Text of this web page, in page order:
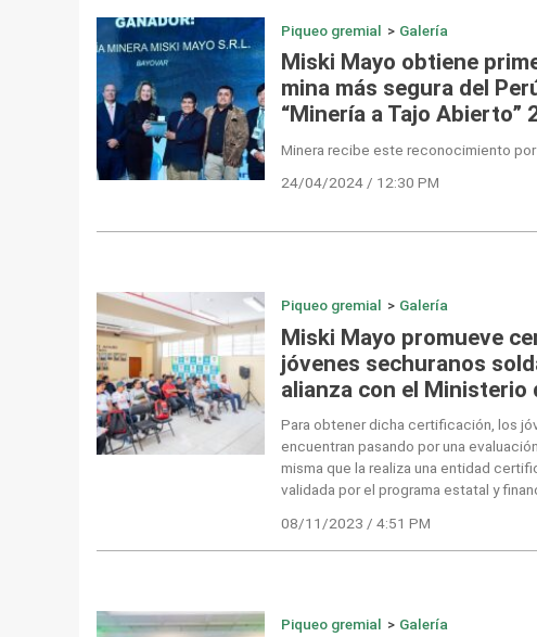
Piqueo gremial > Galería
Miski Mayo obtiene
mina más segura del
“Minería a Tajo Abierto”
Minera recibe este reconocimiento
24/04/2024 / 12:30 PM
Piqueo gremial > Galería
Miski Mayo promueve
jóvenes sechuranos
alianza con el Ministerio
Para obtener dicha certificación, los
encuentran pasando por una
misma que la realiza una entidad
validada por el programa estatal y
08/11/2023 / 4:51 PM
Piqueo gremial > Galería